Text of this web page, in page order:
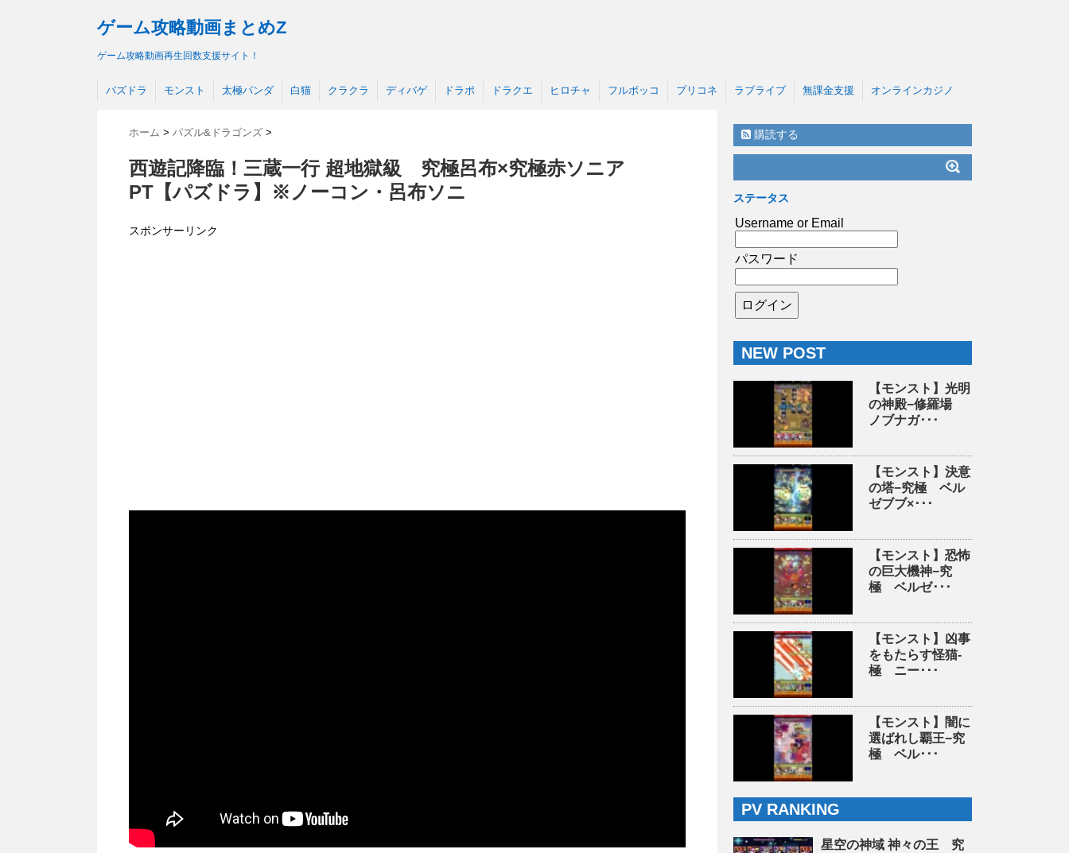
ゲーム攻略動画まとめZ
ゲーム攻略動画再生回数支援サイト！
パズドラ モンスト 太極パンダ 白猫 クラクラ ディバゲ ドラポ ドラクエ ヒロチャ フルボッコ プリコネ ラブライブ 無課金支援 オンラインカジノ
ホーム > パズル&ドラゴンズ >
西遊記降臨！三蔵一行 超地獄級 究極呂布×究極赤ソニア
PT【パズドラ】※ノーコン・呂布ソニ
スポンサーリンク
購読する
ステータス
Username or Email
パスワード
NEW POST
【モンスト】光明
の神殿−修羅場
ノブナガ･･･
【モンスト】決意
の塔−究極 ベル
ゼブブ×･･･
【モンスト】恐怖
の巨大機神−究
極 ベルゼ･･･
【モンスト】凶事
をもたらす怪猫-
極 ニー･･･
【モンスト】闇に
選ばれし覇王−究
極 ベル･･･
PV RANKING
星空の神域 神々の王 究